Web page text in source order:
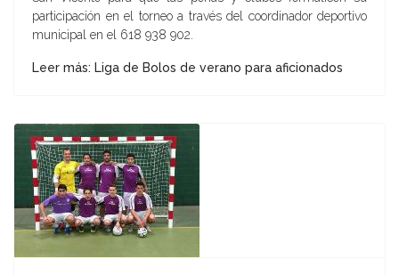
participación en el torneo a través del coordinador deportivo
municipal en el 618 938 902.
Leer más: Liga de Bolos de verano para aficionados